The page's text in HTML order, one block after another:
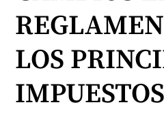
Blog and news
How can we help you?
LOS
IMPUESTOS